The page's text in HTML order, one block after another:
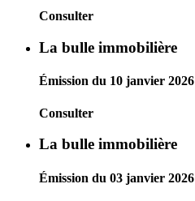
Consulter
La bulle immobilière
Émission du 10 janvier 2026
Consulter
La bulle immobilière
Émission du 03 janvier 2026